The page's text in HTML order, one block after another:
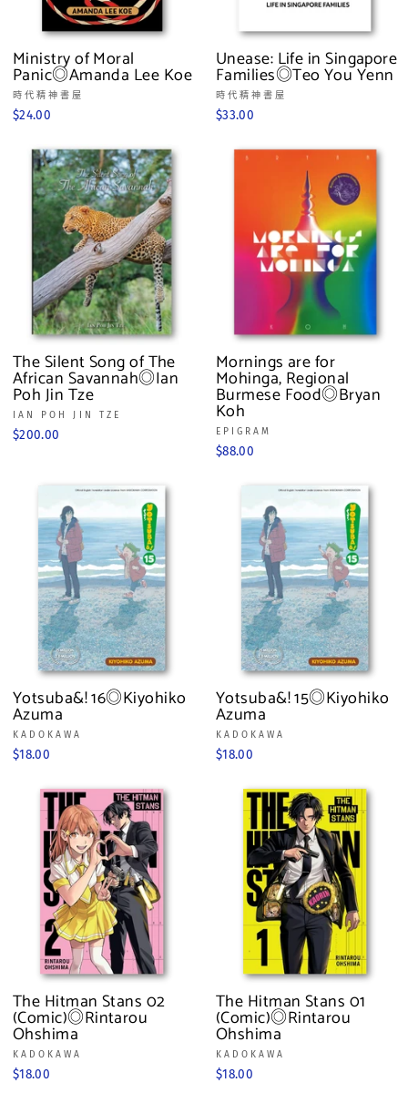
Ministry of Moral
Panic◎Amanda Lee Koe
時代精神書屋
$24.00
Unease: Life in Singapore
Families◎Teo You Yenn
時代精神書屋
$33.00
The Silent Song of The
African Savannah◎Ian
Poh Jin Tze
IAN POH JIN TZE
$200.00
Mornings are for
Mohinga, Regional
Burmese Food◎Bryan
Koh
EPIGRAM
$88.00
Yotsuba&! 16◎Kiyohiko
Azuma
KADOKAWA
$18.00
Yotsuba&! 15◎Kiyohiko
Azuma
KADOKAWA
$18.00
The Hitman Stans 02
(Comic)◎Rintarou
Ohshima
KADOKAWA
$18.00
The Hitman Stans 01
(Comic)◎Rintarou
Ohshima
KADOKAWA
$18.00